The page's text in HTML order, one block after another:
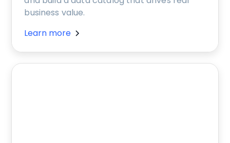
business value.
Learn more